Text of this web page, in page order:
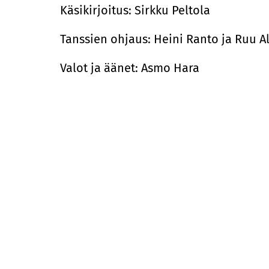
Käsikirjoitus: Sirkku Peltola
Tanssien ohjaus: Heini Ranto ja Ruu
Valot ja äänet: Asmo Hara